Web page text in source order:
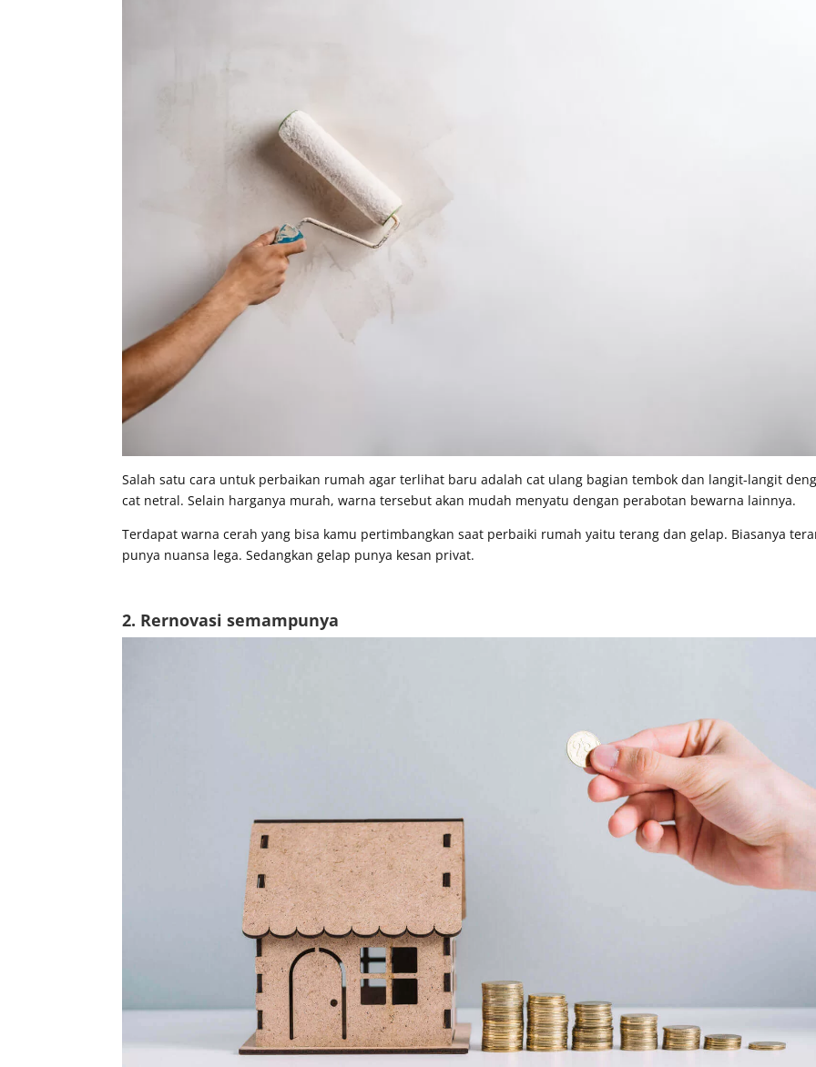
Salah satu cara untuk perbaikan rumah agar terlihat baru adalah cat ulang bagian tembok dan langit-langit
cat netral. Selain harganya murah, warna tersebut akan mudah menyatu dengan perabotan bewarna lainnya.
Terdapat warna cerah yang bisa kamu pertimbangkan saat perbaiki rumah yaitu terang dan gelap. Biasanya
punya nuansa lega. Sedangkan gelap punya kesan privat.
2. Rernovasi semampunya